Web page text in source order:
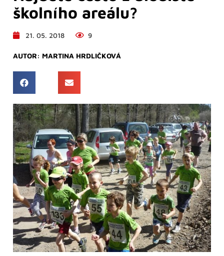
školního areálu?
21. 05. 2018 9
AUTOR: MARTINA HRDLIČKOVÁ